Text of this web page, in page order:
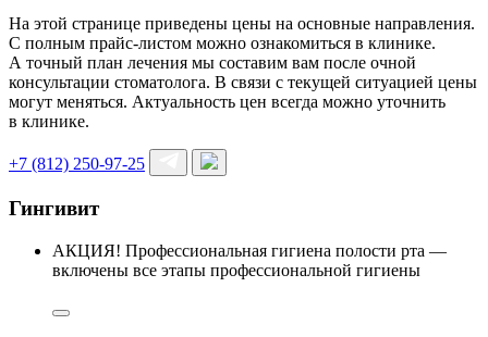
На этой странице приведены цены на основные направления.
С полным прайс-листом можно ознакомиться в клинике.
А точный план лечения мы составим вам после очной
консультации стоматолога. В связи с текущей ситуацией цены
могут меняться. Актуальность цен всегда можно уточнить
в клинике.
+7 (812) 250-97-25
Гингивит
АКЦИЯ! Профессиональная гигиена полости рта —
включены все этапы профессиональной гигиены